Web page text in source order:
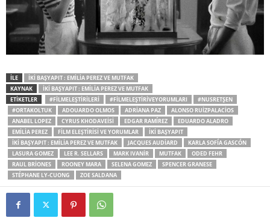
İLE
İKI BAŞYAPIT : EMILIA PEREZ VE MUTFAK
KAYNAK
İKI BAŞYAPIT : EMILIA PEREZ VE MUTFAK
ETİKETLER
#FILMELEŞTIRILERI #FILMELEŞTIRIVEYORUMLARI
#NUSRETŞEN
#ORTAKOLTUK
ADOUARDO OLMOS ADRIANA PAZ
ALONSO RUIZPALACIOS
ANABEL LOPEZ
CYRUS KHODAVEISI EDGAR RAMÍREZ
EDUARDO ALADRO
EMILIA PEREZ
FILM ELEŞTIRISI VE YORUMLAR
İKI BAŞYAPIT
İKI BAŞYAPIT : EMILIA PEREZ VE MUTFAK
JACQUES AUDIARD
KARLA SOFÍA GASCÓN
LASURA GOMEZ
LEE R. SELLARS MARK IVANIR MUTFAK
ODED FEHR
RAUL BRIONES
ROONEY MARA SELENA GOMEZ
SPENCER GRANESE
STÉPHANE LY-CUONG
ZOE SALDANA